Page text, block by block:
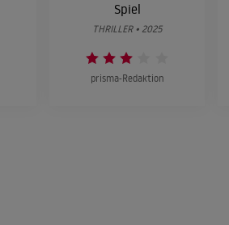
Spiel
THRILLER • 2025
prisma-Redaktion